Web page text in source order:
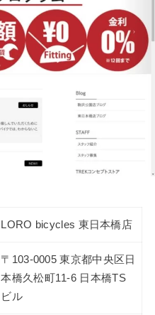
LORO bicycles 東日本橋店
〒103-0005 東京都中央区日
本橋久松町11-6 日本橋TS
ビル